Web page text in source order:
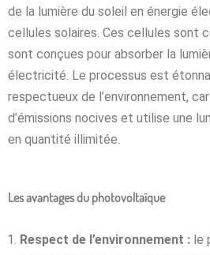
de la lumière du soleil en énergie
cellules solaires. Ces cellules sont
sont conçues pour absorber la
électricité. Le processus est
respectueux de l’environnement,
d’émissions nocives et utilise une
en quantité illimitée.
Lesavantagesdu photovoltaïque
Respect de l’environnement : le